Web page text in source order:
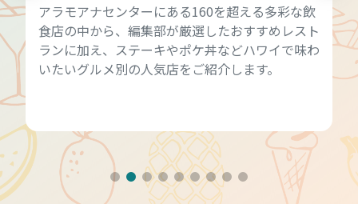
アラモアナセンターにある160を超える多彩な飲
食店の中から、編集部が厳選したおすすめレスト
ランに加え、ステーキやポケ丼などハワイで味わ
いたいグルメ別の人気店をご紹介します。